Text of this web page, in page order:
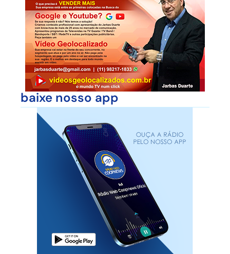
baixe nosso app